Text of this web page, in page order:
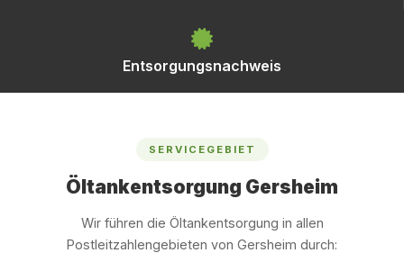
Entsorgungsnachweis
SERVICEGEBIET
Öltankentsorgung Gersheim
Wir führen die Öltankentsorgung in allen
Postleitzahlengebieten von Gersheim durch: